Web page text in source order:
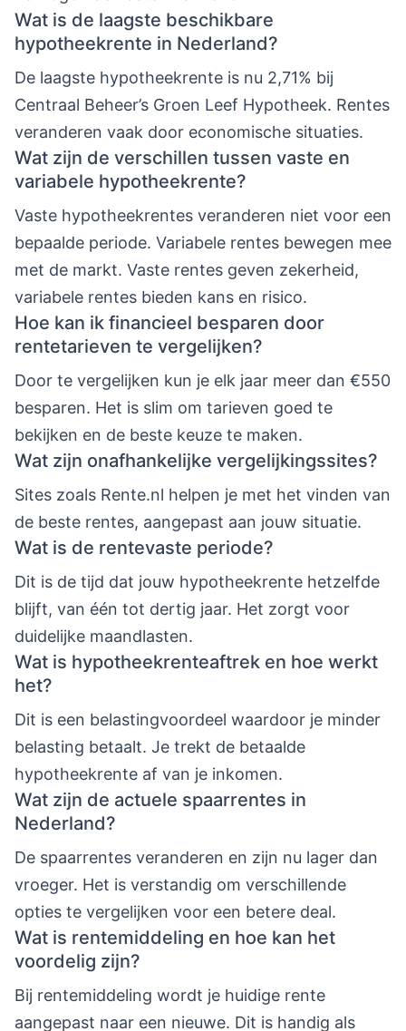
Wat is de laagste beschikbare
hypotheekrente in Nederland?
De laagste hypotheekrente is nu 2,71% bij
Centraal Beheer’s Groen Leef Hypotheek. Rentes
veranderen vaak door economische situaties.
Wat zijn de verschillen tussen vaste en
variabele hypotheekrente?
Vaste hypotheekrentes veranderen niet voor een
bepaalde periode. Variabele rentes bewegen mee
met de markt. Vaste rentes geven zekerheid,
variabele rentes bieden kans en risico.
Hoe kan ik financieel besparen door
rentetarieven te vergelijken?
Door te vergelijken kun je elk jaar meer dan €550
besparen. Het is slim om tarieven goed te
bekijken en de beste keuze te maken.
Wat zijn onafhankelijke vergelijkingssites?
Sites zoals Rente.nl helpen je met het vinden van
de beste rentes, aangepast aan jouw situatie.
Wat is de rentevaste periode?
Dit is de tijd dat jouw hypotheekrente hetzelfde
blijft, van één tot dertig jaar. Het zorgt voor
duidelijke maandlasten.
Wat is hypotheekrenteaftrek en hoe werkt
het?
Dit is een belastingvoordeel waardoor je minder
belasting betaalt. Je trekt de betaalde
hypotheekrente af van je inkomen.
Wat zijn de actuele spaarrentes in
Nederland?
De spaarrentes veranderen en zijn nu lager dan
vroeger. Het is verstandig om verschillende
opties te vergelijken voor een betere deal.
Wat is rentemiddeling en hoe kan het
voordelig zijn?
Bij rentemiddeling wordt je huidige rente
aangepast naar een nieuwe. Dit is handig als